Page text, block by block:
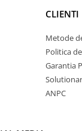
CLIENTI
Metode
Politica
Garantia
ANPC